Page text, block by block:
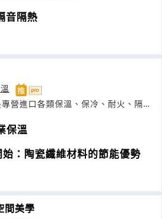
音隔熱
營進口各類保溫、保冷、耐火、隔音
保溫
：陶瓷纖維材料的節能優勢
間美學